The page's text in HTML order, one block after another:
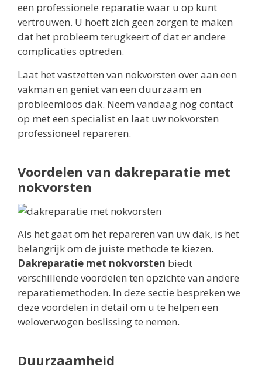
een professionele reparatie waar u op kunt
vertrouwen. U hoeft zich geen zorgen te maken
dat het probleem terugkeert of dat er andere
complicaties optreden.
Laat het vastzetten van nokvorsten over aan een
vakman en geniet van een duurzaam en
probleemloos dak. Neem vandaag nog contact
op met een specialist en laat uw nokvorsten
professioneel repareren.
Voordelen van dakreparatie met
nokvorsten
Als het gaat om het repareren van uw dak, is het
belangrijk om de juiste methode te kiezen.
Dakreparatie met nokvorsten biedt
verschillende voordelen ten opzichte van andere
reparatiemethoden. In deze sectie bespreken we
deze voordelen in detail om u te helpen een
weloverwogen beslissing te nemen.
Duurzaamheid